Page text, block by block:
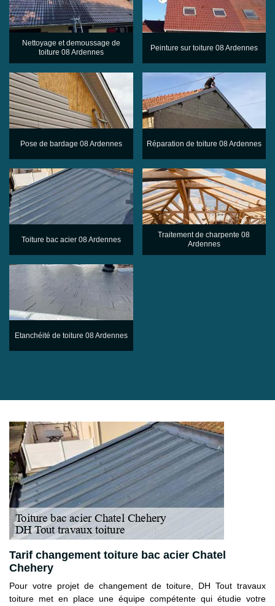
Nettoyage et demoussage de
toiture 08 Ardennes
Peinture sur toiture 08 Ardennes
Pose de bardage 08 Ardennes Réparation de toiture 08 Ardennes
Toiture bac acier 08 Ardennes
Traitement de charpente 08
Ardennes
Etanchéité de toiture 08 Ardennes
Tarif changement toiture bac acier Chatel
Chehery
Pour votre projet de changement de toiture, DH Tout travaux
toiture met en place une équipe compétente qui étudie votre